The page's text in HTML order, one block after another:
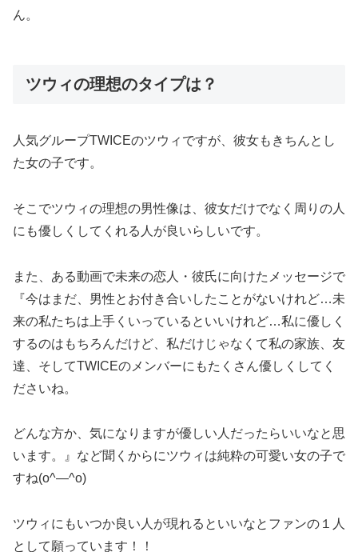
ん。
ツウィの理想のタイプは？
人気グループTWICEのツウィですが、彼女もきちんとし
た女の子です。
そこでツウィの理想の男性像は、彼女だけでなく周りの人
にも優しくしてくれる人が良いらしいです。
また、ある動画で未来の恋人・彼氏に向けたメッセージで
『今はまだ、男性とお付き合いしたことがないけれど…未
来の私たちは上手くいっているといいけれど…私に優しく
するのはもちろんだけど、私だけじゃなくて私の家族、友
達、そしてTWICEのメンバーにもたくさん優しくしてく
ださいね。
どんな方か、気になりますが優しい人だったらいいなと思
います。』など聞くからにツウィは純粋の可愛い女の子で
すね(o^―^o)
ツウィにもいつか良い人が現れるといいなとファンの１人
として願っています！！